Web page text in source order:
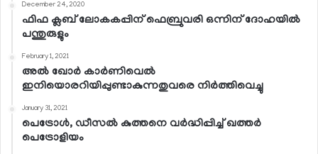
December 24, 2020
ഫിഫ ക്ലബ് ലോകകപ്പിന് ഫെബ്രുവരി ഒന്നിന് ദോഹയില്‍
പന്തുരുളും
February 1, 2021
അല്‍ ഖോര്‍ കാര്‍ണിവെല്‍
ഇനിയൊരറിയിപ്പുണ്ടാകുന്നതുവരെ നിര്‍ത്തിവെച്ചു
January 31, 2021
പെട്രോള്‍, ഡീസല്‍ കുത്തനെ വര്‍ദ്ധിപ്പിച്ച് ഖത്തര്‍
പെട്രോളിയം